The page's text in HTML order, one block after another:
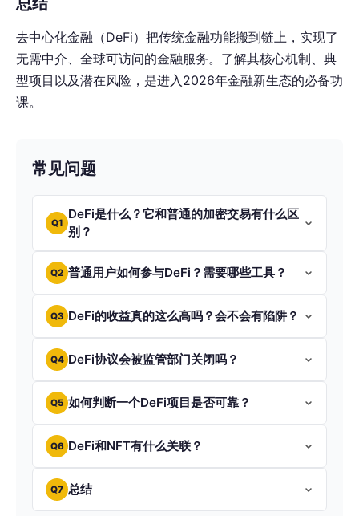
去中心化金融（DeFi）把传统金融功能搬到链上，实现了
无需中介、全球可访问的金融服务。了解其核心机制、典
型项目以及潜在风险，是进入2026年金融新生态的必备功
课。
常见问题
Q1
DeFi是什么？它和普通的加密交易有什么区
别？
Q2 普通用户如何参与DeFi？需要哪些工具？
Q3 DeFi的收益真的这么高吗？会不会有陷阱？
Q4 DeFi协议会被监管部门关闭吗？
Q5 如何判断一个DeFi项目是否可靠？
Q6 DeFi和NFT有什么关联？
Q7 总结